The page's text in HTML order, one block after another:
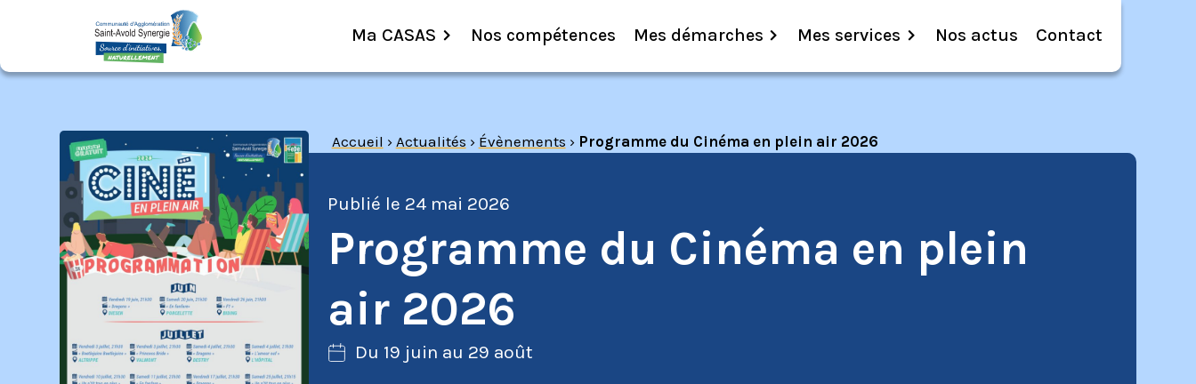
Ma CASAS Nos compétences Mes démarches Mes services Nos actus Contact
Accueil › Actualités › Évènements › Programme du Cinéma en plein air 2026
Publié le 24 mai 2026
Programme du Cinéma en plein
air 2026
Du 19 juin au 29 août